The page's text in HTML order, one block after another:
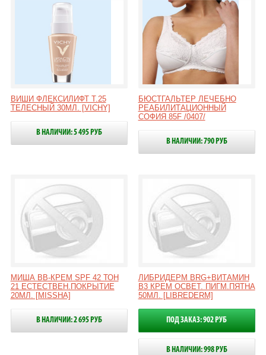
ВИШИ ФЛЕКСИЛИФТ Т.25
ТЕЛЕСНЫЙ 30МЛ. [VICHY]
В НАЛИЧИИ: 5 495 РУБ
БЮСТГАЛЬТЕР ЛЕЧЕБНО
РЕАБИЛИТАЦИОННЫЙ
СОФИЯ 85F /0407/
В НАЛИЧИИ: 790 РУБ
МИША ВВ-КРЕМ SPF 42 ТОН
21 ЕСТЕСТВЕН.ПОКРЫТИЕ
20МЛ. [MISSHA]
В НАЛИЧИИ: 2 695 РУБ
ЛИБРИДЕРМ BRG+ВИТАМИН
В3 КРЕМ ОСВЕТ. ПИГМ.ПЯТНА
50МЛ. [LIBREDERM]
ПОД ЗАКАЗ: 902 РУБ
В НАЛИЧИИ: 998 РУБ